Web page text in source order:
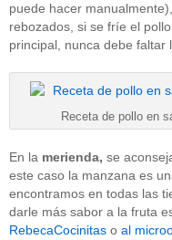
puede hacer
rebozados, si se fríe el
principal, nunca debe faltar
Receta de pollo en
En la merienda, se
este caso la manzana es
encontramos en todas las
darle más sabor a la fruta
RebecaCocinitas o al